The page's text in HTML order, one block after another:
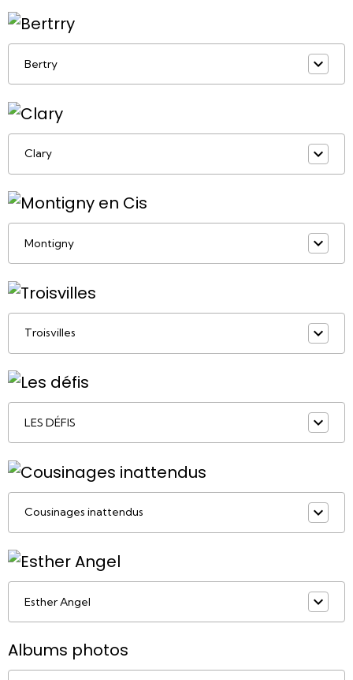
Bertry
Clary
Montigny
Troisvilles
LES DÉFIS
Cousinages inattendus
Esther Angel
Albums photos